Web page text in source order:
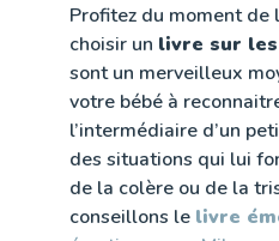
Profitez du moment de
choisir un livre sur
sont un merveilleux
votre bébé à
l’intermédiaire d’un
des situations qui lui
de la colère ou de la
conseillons le livre